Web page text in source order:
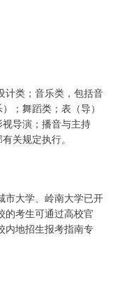
计类；音乐类，包括音
；舞蹈类；表（导）
导演；播音与主持
关规定执行。
市大学、岭南大学已开
的考生可通过高校官
内地招生报考指南专